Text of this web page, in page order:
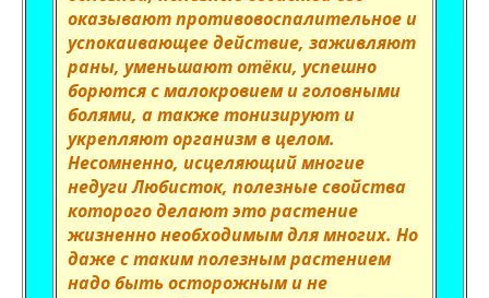
оказывают противовоспалительное и
успокаивающее действие, заживляют
раны, уменьшают отёки, успешно
борются с малокровием и головными
болями, а также тонизируют и
укрепляют организм в целом.
Несомненно, исцеляющий многие
недуги Любисток, полезные свойства
которого делают это растение
жизненно необходимым для многих. Но
даже с таким полезным растением
надо быть осторожным и не